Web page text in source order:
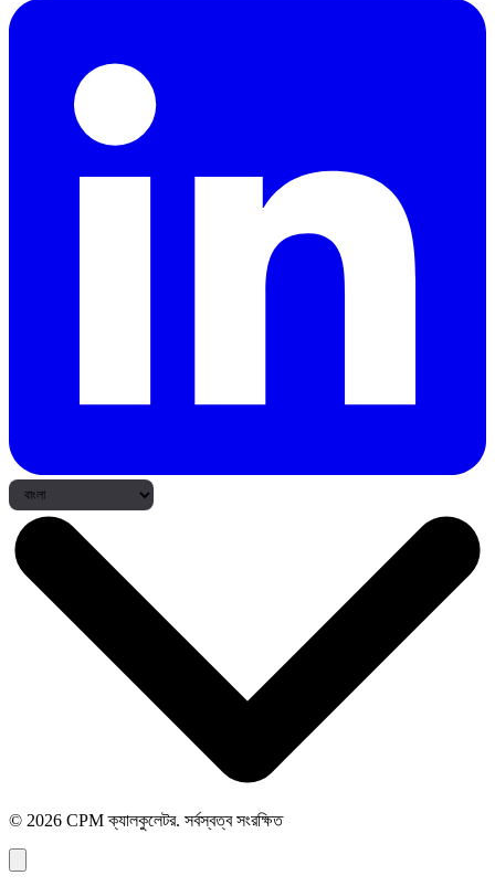
© 2026 CPM ক্যালকুলেটর. সর্বস্বত্ব সংরক্ষিত